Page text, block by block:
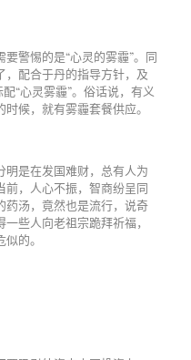
警惕的是“心灵的雾霾”。同
，配合于丹的指导方针，及
“心灵雾霾”。俗话说，有义
候，就有雾霾套餐供应。
明是在发国难财，总有人为
前，人心不振，智商纷呈同
药汤，竟然也是流行，说奇
些人向老祖宗跪拜祈福，
的。